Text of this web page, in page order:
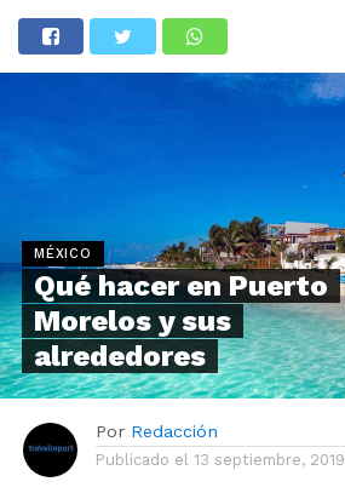
MÉXICO
Qué hacer en Puerto
Morelos y sus
alrededores
Por Redacción
Publicado el 13 septiembre, 2019